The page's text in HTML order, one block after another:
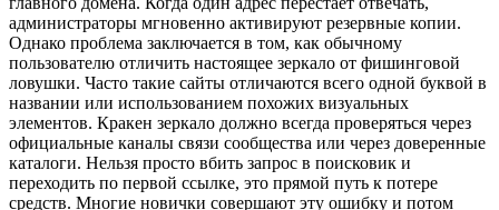
администраторы мгновенно активируют резервные копии.
Однако проблема заключается в том, как обычному
пользователю отличить настоящее зеркало от фишинговой
ловушки. Часто такие сайты отличаются всего одной буквой в
названии или использованием похожих визуальных
элементов. Кракен зеркало должно всегда проверяться через
официальные каналы связи сообщества или через доверенные
каталоги. Нельзя просто вбить запрос в поисковик и
переходить по первой ссылке, это прямой путь к потере
средств. Многие новички совершают эту ошибку и потом